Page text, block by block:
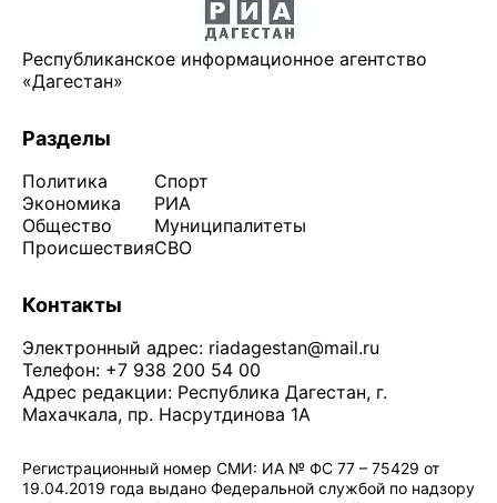
Республиканское информационное агентство
«Дагестан»
Разделы
Политика
Экономика
Общество
Происшествия
Спорт
РИА
Муниципалитеты
СВО
Контакты
Электронный адрес: riadagestan@mail.ru
Телефон: +7 938 200 54 00
Адрес редакции: Республика Дагестан, г.
Махачкала, пр. Насрутдинова 1А
Регистрационный номер СМИ: ИА № ФС 77 – 75429 от
19.04.2019 года выдано Федеральной службой по надзору